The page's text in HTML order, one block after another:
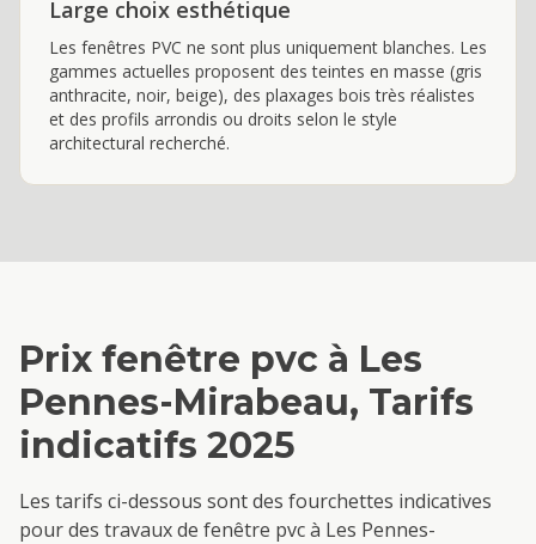
Large choix esthétique
Les fenêtres PVC ne sont plus uniquement blanches. Les
gammes actuelles proposent des teintes en masse (gris
anthracite, noir, beige), des plaxages bois très réalistes
et des profils arrondis ou droits selon le style
architectural recherché.
Prix fenêtre pvc à Les
Pennes-Mirabeau, Tarifs
indicatifs 2025
Les tarifs ci-dessous sont des fourchettes indicatives
pour des travaux de fenêtre pvcà Les Pennes-